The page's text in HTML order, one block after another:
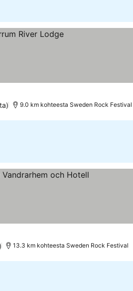
9.0 km kohteesta Sweden Rock Festival
13.3 km kohteesta Sweden Rock Festival